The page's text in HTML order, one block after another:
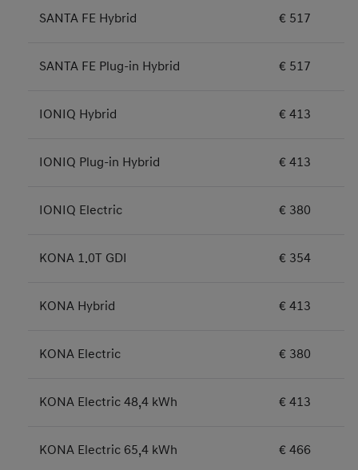
SANTA FE Hybrid € 517
SANTA FE Plug-in Hybrid € 517
IONIQ Hybrid € 413
IONIQ Plug-in Hybrid € 413
IONIQ Electric € 380
KONA 1.0T GDI € 354
KONA Hybrid € 413
KONA Electric € 380
KONA Electric 48,4 kWh € 413
KONA Electric 65,4 kWh € 466